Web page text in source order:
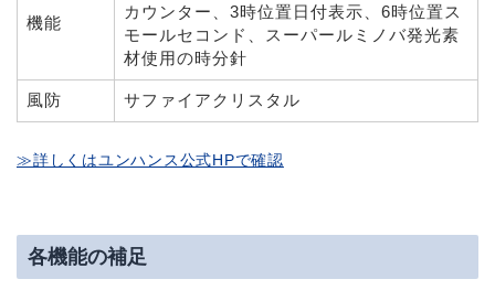
機能
カウンター、3時位置日付表示、6時位置ス
モールセコンド、スーパールミノバ発光素
材使用の時分針
風防 サファイアクリスタル
≫詳しくはユンハンス公式HPで確認
各機能の補足